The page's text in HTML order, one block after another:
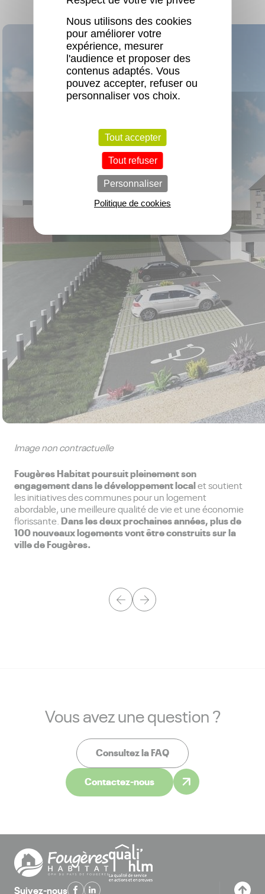
Image non contractuelle
Fougères Habitat poursuit pleinement son
engagement dans le développement localet soutient
les initiatives des communes pour un logement
abordable, une meilleure qualité de vie et une économie
florissante. Dans les deux prochaines années, plus de
100 nouveaux logements vont être construits sur la
ville de Fougères.
Vous avez une question ?
Consultez la FAQ
Contactez-nous
Suivez-nous
Nous utilisons des cookies
pour améliorer votre
expérience, mesurer
l'audience et proposer des
contenus adaptés. Vous
pouvez accepter, refuser ou
personnaliser vos choix.
Tout accepter
Tout refuser
Personnaliser
Politique de cookies